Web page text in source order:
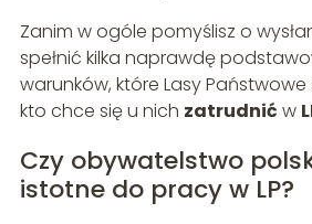
Zanim w ogóle pomyślisz o
spełnić kilka naprawdę
warunków, które Lasy
kto chce się u nich zatrudnić w
Czy obywatelstwo
istotne do pracy w LP?